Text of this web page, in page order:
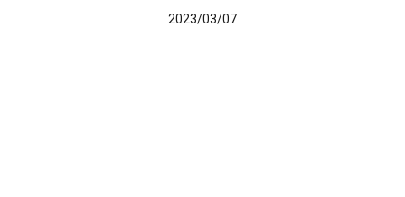
2023/03/07